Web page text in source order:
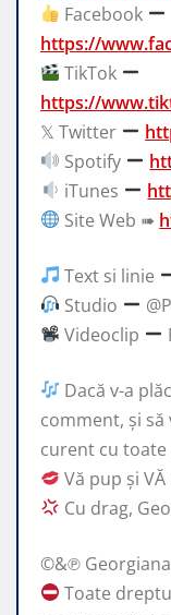
Facebook
https://
TikTok
https://
𝕏 Twitter
Spotify
iTunes
Site Web ➠
Text si linie
Studio
Videoclip
Dacă v-a
comment, și
curent cu
Vă pup și VĂ
Cu drag,
©&℗
Toate